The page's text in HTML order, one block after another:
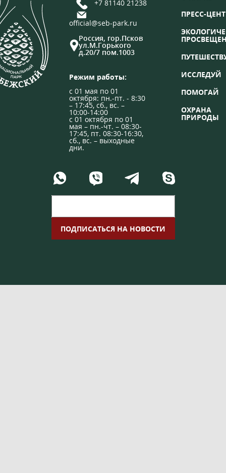
+7 81140 21238
official@seb-park.ru
Россия, гор.Псков
ул.М.Горького
д.20/7 пом.1003
Режим работы:
с 01 мая по 01
октября: пн.-пт. - 8:30
– 17:45, сб., вс. –
10:00-14:00
с 01 октября по 01
мая – пн.-чт. – 08:30-
17:45, пт. 08:30-16:30,
сб., вс. – выходные
дни.
ПРЕСС-
ИССЛЕДУЙ
ПОМОГАЙ
ОХРАНА
ПРИРОДЫ